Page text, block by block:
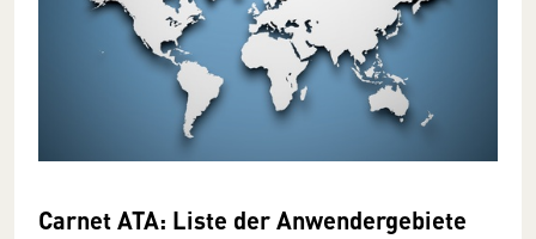
Carnet ATA: Liste der Anwendergebiete